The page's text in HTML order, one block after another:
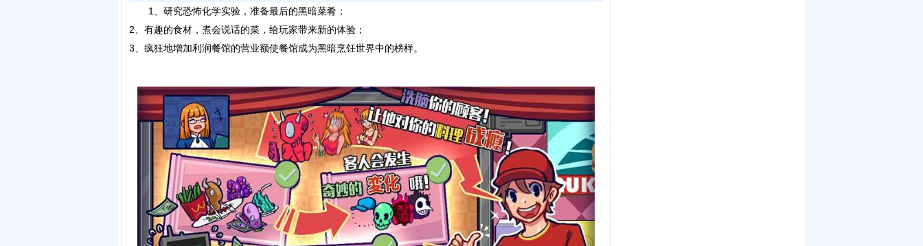
1、研究恐怖化学实验，准备最后的黑暗菜肴；
2、有趣的食材，煮会说话的菜，给玩家带来新的体验；
3、疯狂地增加利润餐馆的营业额使餐馆成为黑暗烹饪世界中的榜样。